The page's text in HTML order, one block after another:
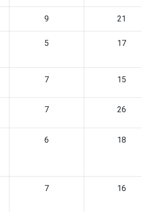
9 21
5 17
7 15
7 26
6 18
7 16